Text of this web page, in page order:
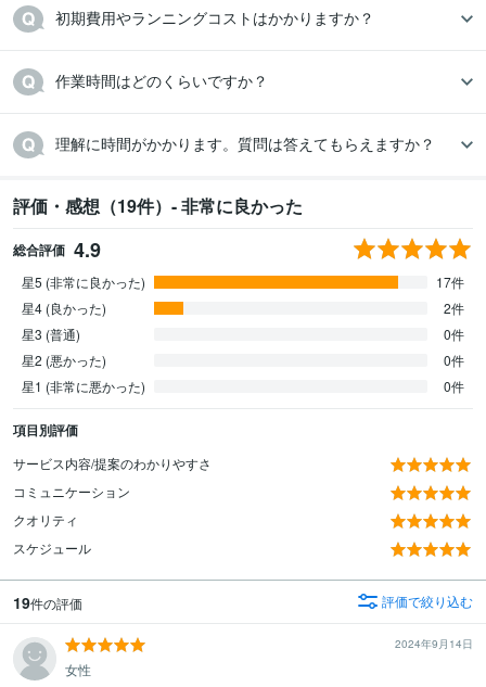
初期費用やランニングコストはかかりますか？
評価・感想（19件）- 非常に良かった
総合評価 4.9
星5 (非常に良かった)
17件
星4 (良かった)
2件
星3 (普通)
0件
星2 (悪かった)
0件
星1 (非常に悪かった)
0件
項目別評価
サービス内容/提案のわかりやすさ
コミュニケーション
クオリティ
スケジュール
19件の評価 評価で絞り込む
2024年9月14日
女性